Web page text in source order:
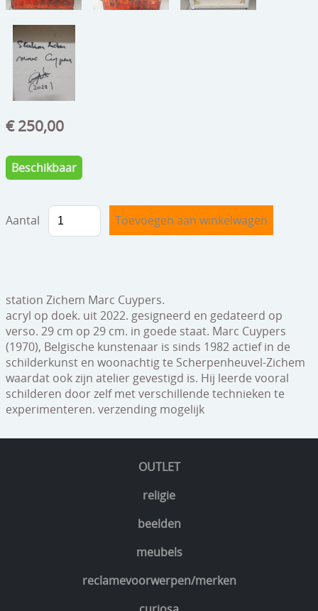
ets/tekening/litho/gravure
glaswerk
lamp/luchter
speelgoed
zilverwerk
spiegels
tapijten
boeken
OUTLET
religie
beelden
meubels
reclamevoorwerpen/merken
€ 250,00
Beschikbaar
Aantal
station Zichem Marc Cuypers.
acryl op doek. uit 2022. gesigneerd en gedateerd op
verso. 29 cm op 29 cm. in goede staat. Marc Cuypers
(1970), Belgische kunstenaar is sinds 1982 actief in de
schilderkunst en woonachtig te Scherpenheuvel-Zichem
waardat ook zijn atelier gevestigd is. Hij leerde vooral
schilderen door zelf met verschillende technieken te
experimenteren. verzending mogelijk